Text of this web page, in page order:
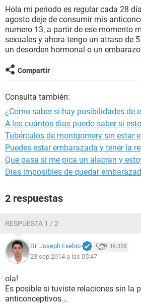
SEXUALIDAD
GLOSARIO
Hola mi periodo es regular cada 28
agosto deje de consumir mis
numero 13, a partir de ese momento
sexuales y ahora tengo un atraso de
un desorden hormonal o un
Compartir
Consulta también:
¿Como saber si hay posibilidades de
A los cuántos dias puedo saber si
Tubérculos de montgomery sin estar
Puedes estar embarazada y tener la
Que pasa si me pica un alacran y
Días imposibles de quedar
2 respuestas
RESPUESTA 1 / 2
Dr. Joseph Exebio 16.358
23 sep 2014 a las 05:47
ola!
Es posible si tuviste relaciones sin la
anticonceptivos...